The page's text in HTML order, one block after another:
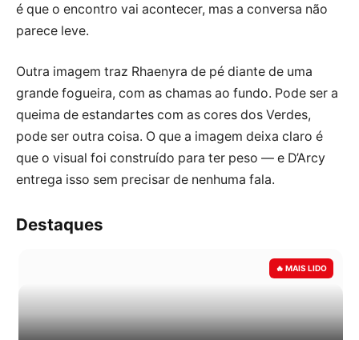
é que o encontro vai acontecer, mas a conversa não
parece leve.
Outra imagem traz Rhaenyra de pé diante de uma
grande fogueira, com as chamas ao fundo. Pode ser a
queima de estandartes com as cores dos Verdes,
pode ser outra coisa. O que a imagem deixa claro é
que o visual foi construído para ter peso — e D’Arcy
entrega isso sem precisar de nenhuma fala.
Destaques